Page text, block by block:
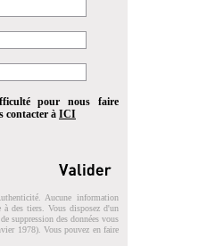
pour nous faire
contacter à ICI
Aucune information
à des tiers. Vous disposez d'un
suppression des données vous
1978). Vous pouvez en faire